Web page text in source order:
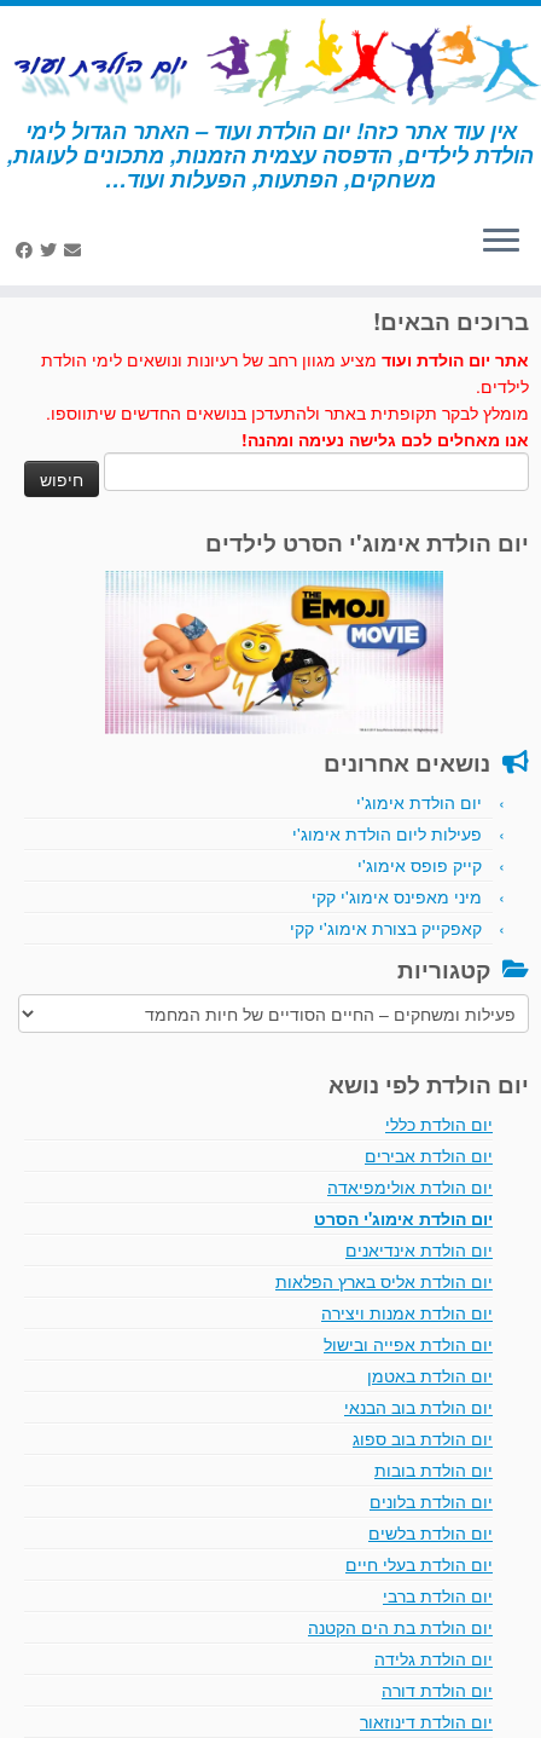
דלג
לתוכן
אין עוד אתר כזה! יום הולדת ועוד – האתר הגדול לימי
הולדת לילדים, הדפסה עצמית הזמנות, מתכונים לעוגות,
משחקים, הפתעות, הפעלות ועוד… דף הבית » החיים הסודיים של חיות המחמד » פעילות ומשחקים – החיים
הסודיים של חיות המחמד
לחצו לנו לייק בפייסבוק
ברוכים הבאים!
אתר יום הולדת ועוד מציע מגוון רחב של רעיונות ונושאים לימי הולדת
לילדים.
מומלץ לבקר תקופתית באתר ולהתעדכן בנושאים החדשים שיתווספו.
אנו מאחלים לכם גלישה נעימה ומהנה!
יום הולדת אימוג'י הסרט לילדים
נושאים אחרונים
יום הולדת אימוג'י
פעילות ליום הולדת אימוג'י
קייק פופס אימוג'י
מיני מאפינס אימוג'י קקי
קאפקייק בצורת אימוג'י קקי
קטגוריות
קטגוריות
יום הולדת לפי נושא
יום הולדת כללי
יום הולדת אבירים
יום הולדת אולימפיאדה
יום הולדת אימוג'י הסרט
יום הולדת אינדיאנים
יום הולדת אליס בארץ הפלאות
יום הולדת אמנות ויצירה
יום הולדת אפייה ובישול
יום הולדת באטמן
יום הולדת בוב הבנאי
יום הולדת בוב ספוג
יום הולדת בובות
יום הולדת בלונים
יום הולדת בלשים
יום הולדת בעלי חיים
יום הולדת ברבי
יום הולדת בת הים הקטנה
יום הולדת גלידה
יום הולדת דורה
יום הולדת דינוזאור